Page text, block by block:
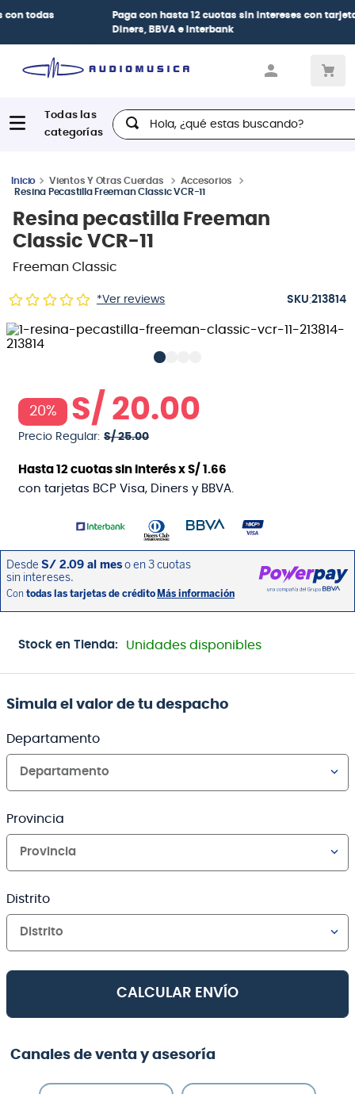
Paga con hasta 12 cuotas sin interesescon tarjetasBCP Visa,
Diners, BBVA e Interbank
Hola, ¿qué estas buscando?
Vientos Y Otras Cuerdas
Accesorios
Resina Pecastilla Freeman Classic VCR-11
Resina pecastilla Freeman
Classic VCR-11
Freeman Classic
*Ver reviews :213814
20% S/ 20.00
Precio Regular: S/ 25.00
Hasta12 cuotas sin interés xS/ 1.66
con tarjetas BCP Visa, Diners y BBVA.
Stock en Tienda: Unidades disponibles
Simula el valor de tu despacho
Departamento
Departamento
Provincia
Provincia
Distrito
Distrito
CALCULAR ENVÍO
Canales de venta y asesoría